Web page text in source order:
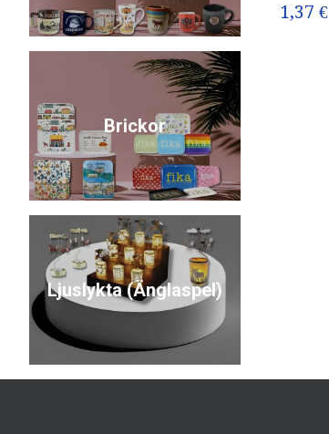
Brickor
Ljuslykta (Änglaspel)
1,37 €